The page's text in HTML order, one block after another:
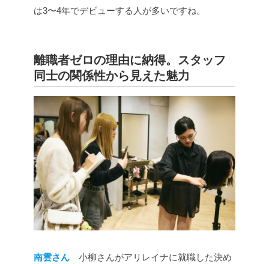
は3〜4年でデビューする人が多いですね。
離職者ゼロの理由に納得。スタッフ
同士の関係性から見えた魅力
南雲さん 小柳さんがアリレイナに就職した決め